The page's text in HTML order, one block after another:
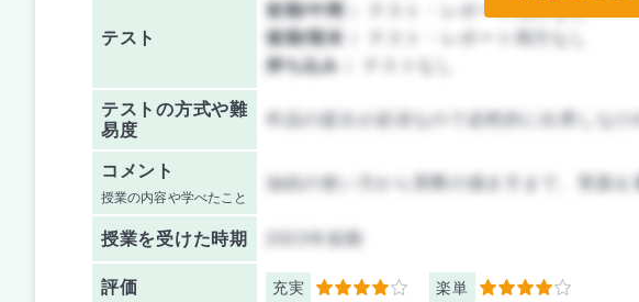
テスト
前期/中間：
テスト・レポート両方なし
後期/期末：
持ち込み：
テストの方式や難
易度
作品の提出が必須なので必然的に出席しなけ
コメント
授業の内容や学べたこと
油絵の使い方から実際の描き方まで、実践
授業を受けた時期
評価 充実 4 楽単 4